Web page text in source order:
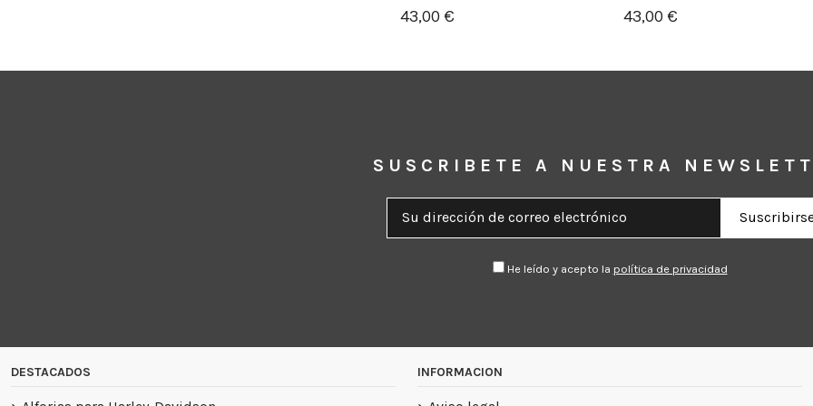
43,00 € 43,00 €
SUSCRIBETE A NUESTRA
He leído y acepto la política de privacidad
DESTACADOS INFORMACION